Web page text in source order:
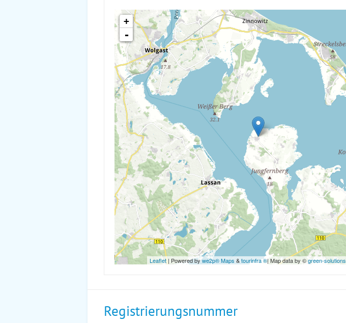
+
-
Leaflet | Powered bywe2p® Maps &tourinfra ®| Map data by ©green-solutions
Registrierungsnummer